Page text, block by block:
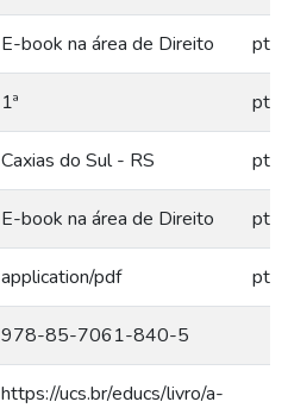
E-book na área de Direito
1ª
Caxias do Sul - RS
E-book na área de Direito
application/pdf
978-85-7061-840-5
https://ucs.br/educs/livro/a-